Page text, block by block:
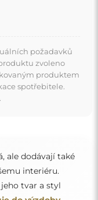
si najdou své
dokážeme
o průměru
objednávku.
s projektem na